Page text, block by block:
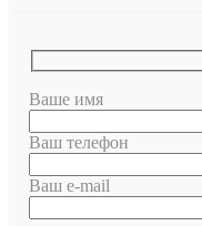
Ваше имя
Ваш телефон
Ваш e-mail